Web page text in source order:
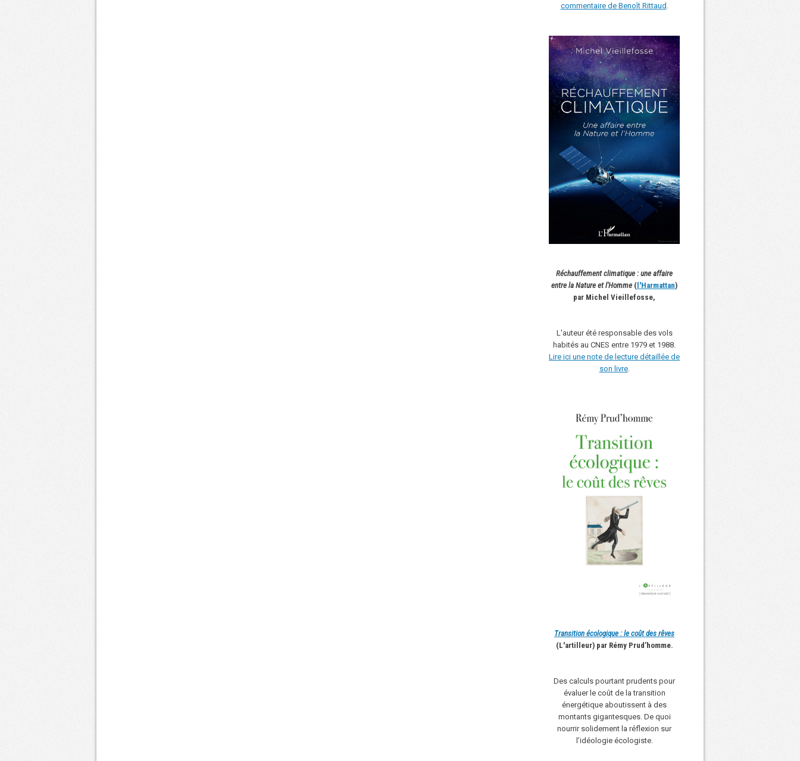
commentaire de Benoît Rittaud
Réchauffement climatique : une affaire
entre la Nature et l'Homme (l'Harmattan)
par Michel Vieillefosse,
L'auteur été responsable des vols
habités au CNES entre 1979 et 1988.
Lire ici une note de lecture détaillée de
son livre.
Transition écologique : le coût des rêves
(L'artilleur) par Rémy Prud’homme.
Des calculs pourtant prudents pour
évaluer le coût de la transition
énergétique aboutissent à des
montants gigantesques. De quoi
nourrir solidement la réflexion sur
l’idéologie écologiste.